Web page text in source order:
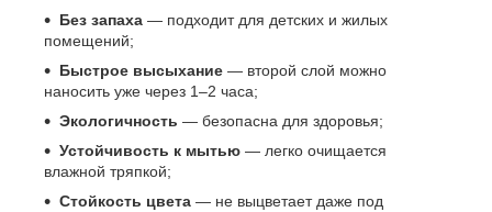
Без запаха — подходит для детских и жилых
помещений;
Быстрое высыхание — второй слой можно
наносить уже через 1–2 часа;
Экологичность — безопасна для здоровья;
Устойчивость к мытью — легко очищается
влажной тряпкой;
Стойкость цвета — не выцветает даже под